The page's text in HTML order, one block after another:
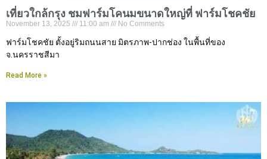
เที่ยวใกล้กรุง ชมฟาร์มโคนมขนาดใหญ่ที่ ฟาร์มโชคชัย
November 13, 2025 11:00 am No Comments
ฟาร์มโชคชัย ตั้งอยู่ริมถนนสาย มิตรภาพ-ปากช่อง ในพื้นที่ของ
จ.นครราชสีมา
Read More »